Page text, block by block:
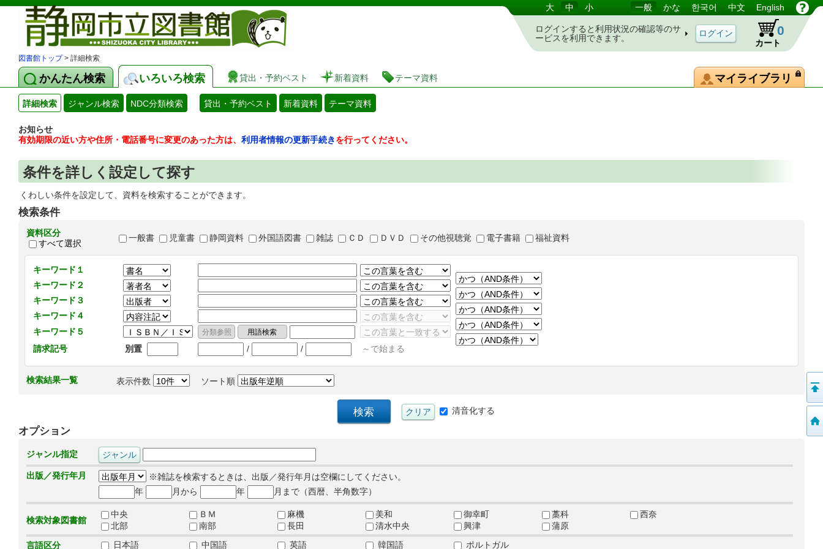
図書館 蔵書検索・予約システム 大 中 小 一般 かな 한국어 中文 English
ログインすると利用状況の確認等のサ
ービスを利用できます。
カート
0
図書館トップ> 詳細検索
かんたん検索 いろいろ検索 貸出・予約ベスト 新着資料 テーマ資料 マイライブラリ
詳細検索 ジャンル検索 NDC分類検索 貸出・予約ベスト 新着資料 テーマ資料
お知らせ
有効期限の近い方や住所・電話番号に変更のあった方は、 利用者情報の更新手続きを行ってください。
条件を詳しく設定して探す
くわしい条件を設定して、資料を検索することができます。
検索条件
資料区分
すべて選択
一般書 児童書 静岡資料 外国語図書 雑誌 ＣＤ ＤＶＤ その他視聴覚 電子書籍 福祉資料
キーワード１
キーワード２
キーワード３
キーワード４
キーワード５
請求記号
別置 / / ～で始まる
検索結果一覧 表示件数 ソート順
清音化する
オプション
ジャンル指定
出版／発行年月
※雑誌を検索するときは、出版／発行年月は空欄にしてください。
年
月から 年 月まで（西暦、半角数字）
検索対象図書館
中央 ＢＭ 麻機 美和 御幸町 藁科
西奈
北部
南部 長田 清水中央 興津
蒲原
言語区分
日本語 中国語 英語 韓国語 ポルトガル